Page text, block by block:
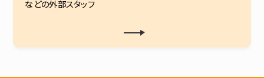
などの外部スタッフ